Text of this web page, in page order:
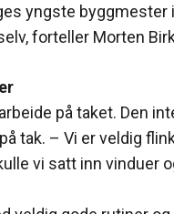
yngste
forteller Morten
arbeide på taket. Den
tak. – Vi er veldig
vi satt inn vinduer